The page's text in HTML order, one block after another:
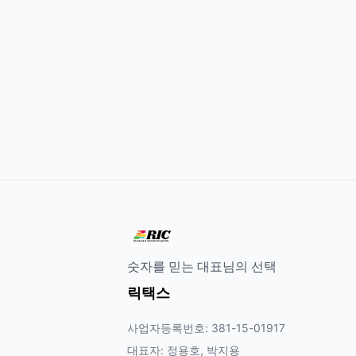
숫자를 믿는 대표님의 선택
릭택스
사업자등록번호: 381-15-01917
대표자: 정용호, 박지용